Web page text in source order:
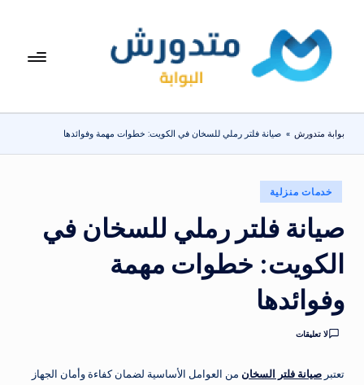
المحتوىبوا
مت
دو
ر
ش
تعرف
المنزلية
يومياً
بوابة متدورش » صيانة فلتر رملي للسخان في الكويت: خطوات مهمة وفوائدها
في
خدمات منزلية
صيانة فلتر رملي للسخان في
الكويت: خطوات مهمة
وفوائدها
لا تعليقات
تعتبر صيانة فلتر السخان من العوامل الأساسية لضمان كفاءة وأمان الجهاز